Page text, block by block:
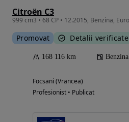
Citroën C3
Promovat Detalii verificate
168 116 km Benzina
Focsani (Vrancea)
Profesionist • Publicat